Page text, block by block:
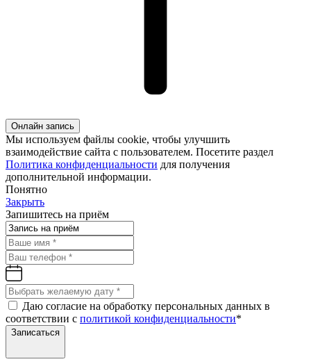
Онлайн запись
Мы используем файлы cookie, чтобы улучшить
взаимодействие сайта с пользователем. Посетите раздел
Политика конфиденциальности для получения
дополнительной информации.
Понятно
Закрыть
Запишитесь на приём
Даю согласие на обработку персональных данных в
соответствии с политикой конфиденциальности*
Записаться